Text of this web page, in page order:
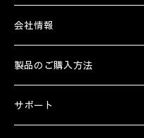
会社情報
製品のご購入方法
サポート